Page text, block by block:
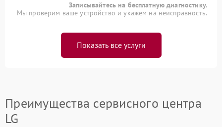
Записывайтесь на бесплатную диагностику.
Мы проверим ваше устройство и укажем на неисправность.
Показать все услуги
Преимущества сервисного центра
LG